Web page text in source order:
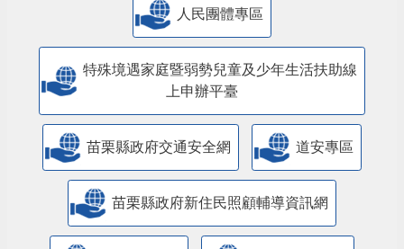
人民團體專區
特殊境遇家庭暨弱勢兒童及少年生活扶助線
上申辦平臺
苗栗縣政府交通安全網 道安專區
苗栗縣政府新住民照顧輔導資訊網